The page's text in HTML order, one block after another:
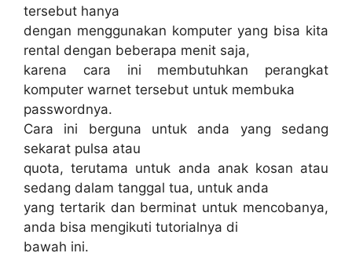
tersebut hanya
dengan menggunakan komputer yang bisa kita
rental dengan beberapa menit saja,
karena cara ini membutuhkan perangkat
komputer warnet tersebut untuk membuka
passwordnya.
Cara ini berguna untuk anda yang sedang
sekarat pulsa atau
quota, terutama untuk anda anak kosan atau
sedang dalam tanggal tua, untuk anda
yang tertarik dan berminat untuk mencobanya,
anda bisa mengikuti tutorialnya di
bawah ini.